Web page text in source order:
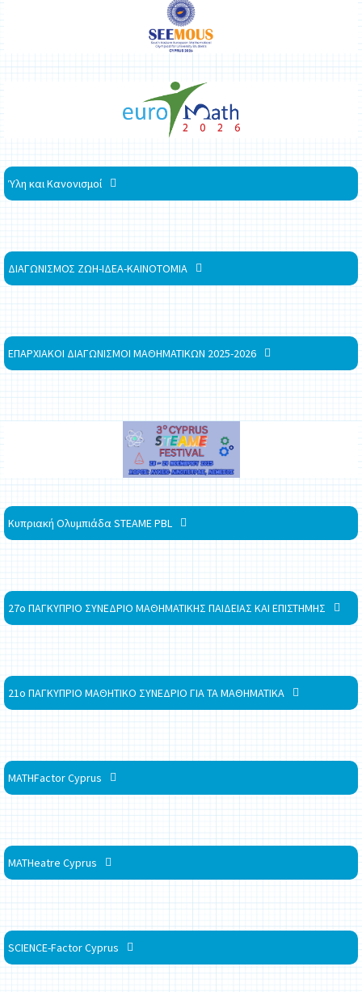
Ύλη και Κανονισμοί
ΔΙΑΓΩΝΙΣΜΟΣ ΖΩΗ-ΙΔΕΑ-ΚΑΙΝΟΤΟΜΙΑ
ΕΠΑΡΧΙΑΚΟΙ ΔΙΑΓΩΝΙΣΜΟΙ ΜΑΘΗΜΑΤΙΚΩΝ 2025-2026
Κυπριακή Ολυμπιάδα STEAME PBL
27ο ΠΑΓΚΥΠΡΙΟ ΣΥΝΕΔΡΙΟ ΜΑΘΗΜΑΤΙΚΗΣ ΠΑΙΔΕΙΑΣ ΚΑΙ ΕΠΙΣΤΗΜΗΣ
21ο ΠΑΓΚΥΠΡΙΟ ΜΑΘΗΤΙΚΟ ΣΥΝΕΔΡΙΟ ΓΙΑ ΤΑ ΜΑΘΗΜΑΤΙΚΑ
MATHFactor Cyprus
MATHeatre Cyprus
SCIENCE-Factor Cyprus